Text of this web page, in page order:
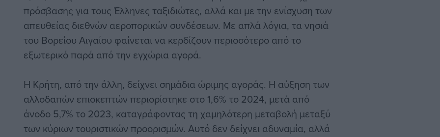
πρόσβασης για τους Έλληνες ταξιδιώτες, αλλά και με την ενίσχυση των
απευθείας διεθνών αεροπορικών συνδέσεων. Με απλά λόγια, τα νησιά
του Βορείου Αιγαίου φαίνεται να κερδίζουν περισσότερο από το
εξωτερικό παρά από την εγχώρια αγορά.
Η Κρήτη, από την άλλη, δείχνει σημάδια ώριμης αγοράς. Η αύξηση των
αλλοδαπών επισκεπτών περιορίστηκε στο 1,6% το 2024, μετά από
άνοδο 5,7% το 2023, καταγράφοντας τη χαμηλότερη μεταβολή μεταξύ
των κύριων τουριστικών προορισμών. Αυτό δεν δείχνει αδυναμία, αλλά